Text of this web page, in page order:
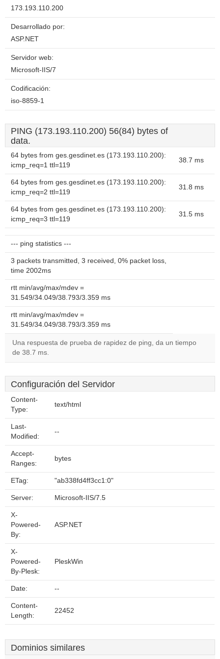
173.193.110.200
Desarrollado por:
ASP.NET
Servidor web:
Microsoft-IIS/7
Codificación:
iso-8859-1
PING (173.193.110.200) 56(84) bytes of
data.
64 bytes from ges.gesdinet.es (173.193.110.200):
icmp_req=1 ttl=119
38.7 ms
64 bytes from ges.gesdinet.es (173.193.110.200):
icmp_req=2 ttl=119
31.8 ms
64 bytes from ges.gesdinet.es (173.193.110.200):
icmp_req=3 ttl=119
31.5 ms
--- ping statistics ---
3 packets transmitted, 3 received, 0% packet loss,
time 2002ms
rtt min/avg/max/mdev =
31.549/34.049/38.793/3.359 ms
rtt min/avg/max/mdev =
31.549/34.049/38.793/3.359 ms
Una respuesta de prueba de rapidez de ping, da un tiempo
de 38.7 ms.
Configuración del Servidor
Content-
Type:
text/html
Last-
Modified:
--
Accept-
Ranges:
bytes
ETag: "ab338fd4ff3cc1:0"
Server: Microsoft-IIS/7.5
X-
Powered-
By:
ASP.NET
X-
Powered-
By-Plesk:
PleskWin
Date: --
Content-
Length:
22452
Dominios similares